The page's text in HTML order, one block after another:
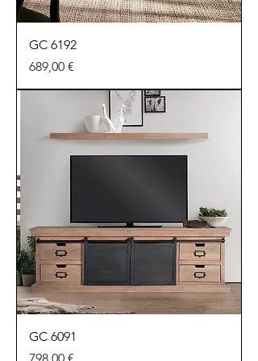
GC 6192
Precio
689,00 €
GC 6091
Precio